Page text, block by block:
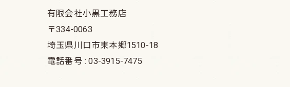
有限会社小黒工務店
〒334-0063
埼玉県川口市東本郷1510-18
電話番号 : 03-3915-7475